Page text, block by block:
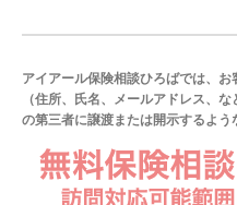
アイアール保険相談ひろばでは、
（住所、氏名、メールアドレス、
の第三者に譲渡または開示するよう